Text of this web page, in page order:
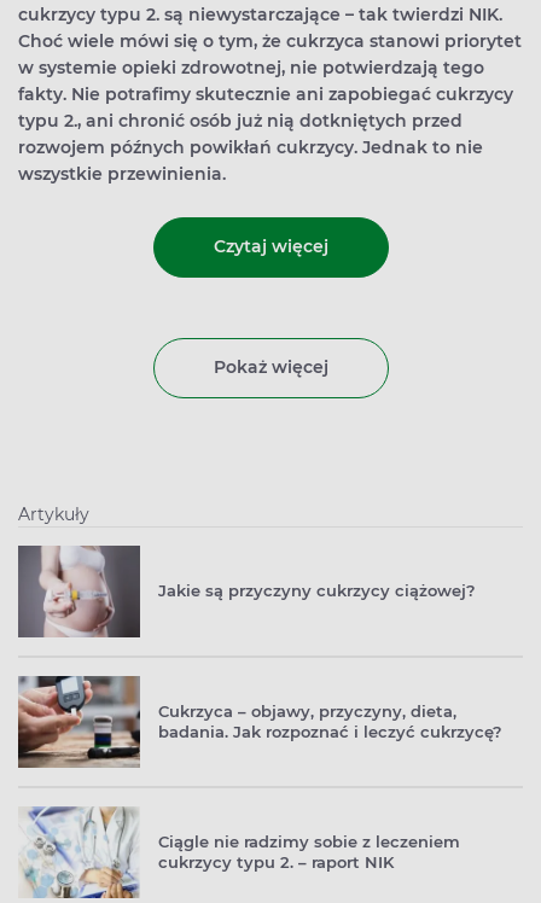
cukrzycy typu 2. są niewystarczające – tak twierdzi NIK.
Choć wiele mówi się o tym, że cukrzyca stanowi priorytet
w systemie opieki zdrowotnej, nie potwierdzają tego
fakty. Nie potrafimy skutecznie ani zapobiegać cukrzycy
typu 2., ani chronić osób już nią dotkniętych przed
rozwojem późnych powikłań cukrzycy. Jednak to nie
wszystkie przewinienia.
Czytaj więcej
Pokaż więcej
Artykuły
Jakie są przyczyny cukrzycy ciążowej?
Cukrzyca – objawy, przyczyny, dieta,
badania. Jak rozpoznać i leczyć cukrzycę?
Ciągle nie radzimy sobie z leczeniem
cukrzycy typu 2. – raport NIK